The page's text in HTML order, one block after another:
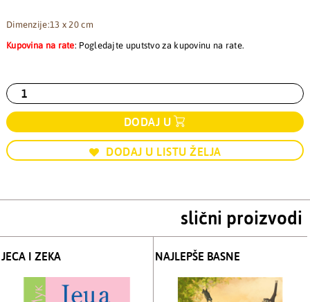
Dimenzije:13 x 20 cm
Kupovina na rate: Pogledajte uputstvo za kupovinu na rate.
DODAJ U
DODAJ U LISTU ŽELJA
slični proizvodi
JECA I ZEKA NAJLEPŠE BASNE